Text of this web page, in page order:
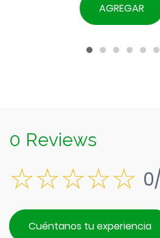
$4.190.
AGREGAR
0 Reviews
Cuéntanos tu experiencia